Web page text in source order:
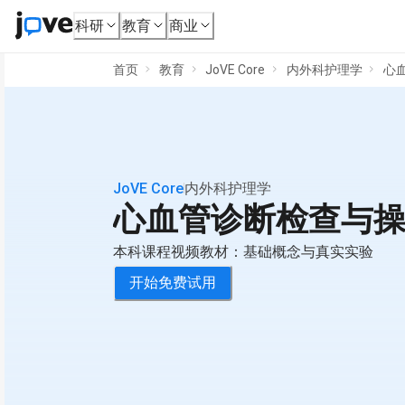
科研 教育 商业
首页 教育 JoVE Core 内外科护理学 心
JoVE Core内外科护理学
心血管诊断检查与
本科课程视频教材：基础概念与真实实验
开始免费试用